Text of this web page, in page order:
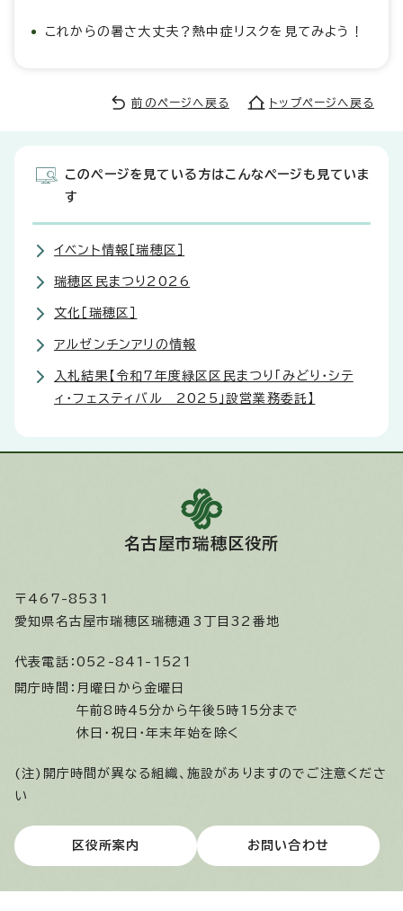
これからの暑さ大丈夫？熱中症リスクを見てみよう！
前のページへ戻る トップページへ戻る
このページを見ている方はこんなページも見ていま
す
イベント情報［瑞穂区］
瑞穂区民まつり2026
文化［瑞穂区］
アルゼンチンアリの情報
入札結果【令和7年度緑区区民まつり「みどり・シテ
ィ・フェスティバル 2025」設営業務委託】
名古屋市瑞穂区役所
〒467-8531
愛知県名古屋市瑞穂区瑞穂通3丁目32番地
代表電話： 052-841-1521
開庁時間： 月曜日から金曜日
午前8時45分から午後5時15分まで
休日・祝日・年末年始を除く
(注)開庁時間が異なる組織、施設がありますのでご注意くださ
い
区役所案内 お問い合わせ